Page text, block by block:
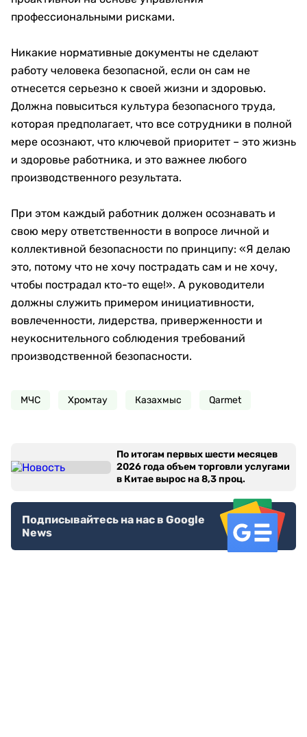
профессиональными рисками.
Никакие нормативные документы не сделают
работу человека безопасной, если он сам не
отнесется серьезно к своей жизни и здоровью.
Должна повыситься культура безопасного труда,
которая предполагает, что все сотрудники в полной
мере осознают, что ключевой приоритет – это жизнь
и здоровье работника, и это важнее любого
производственного результата.
При этом каждый работник должен осознавать и
свою меру ответственности в вопросе личной и
коллективной безопасности по принципу: «Я делаю
это, потому что не хочу пострадать сам и не хочу,
чтобы пострадал кто-то еще!». А руководители
должны служить примером инициативности,
вовлеченности, лидерства, приверженности и
неукоснительного соблюдения требований
производственной безопасности.
МЧС Хромтау Казахмыс Qarmet
По итогам первых шести месяцев
2026 года объем торговли услугами
в Китае вырос на 8,3 проц.
Подписывайтесь на нас в Google
News